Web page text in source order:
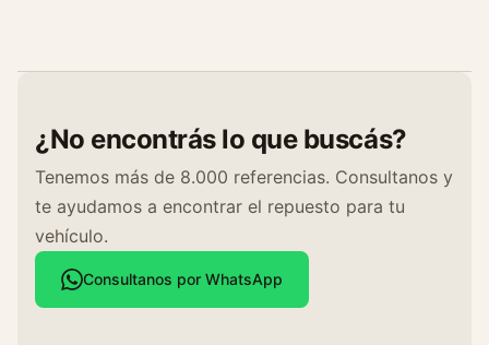
¿No encontrás lo que buscás?
Tenemos más de 8.000 referencias. Consultanos y
te ayudamos a encontrar el repuesto para tu
vehículo.
Consultanos por WhatsApp